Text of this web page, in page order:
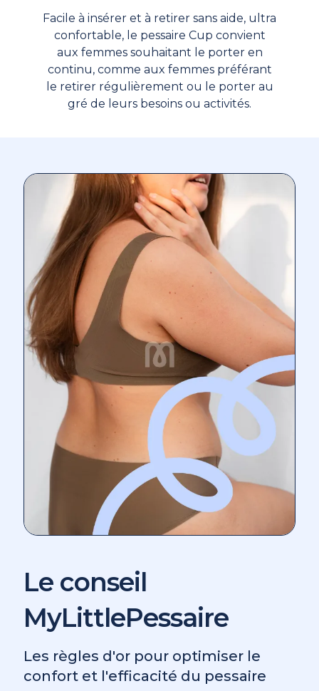
Facile à insérer et à retirer sans aide, ultra
confortable, le pessaire Cup convient
aux femmes souhaitant le porter en
continu, comme aux femmes préférant
le retirer régulièrement ou le porter au
gré de leurs besoins ou activités.
Le conseil
MyLittlePessaire
Les règles d'or pour optimiser le
confort et l'efficacité du pessaire